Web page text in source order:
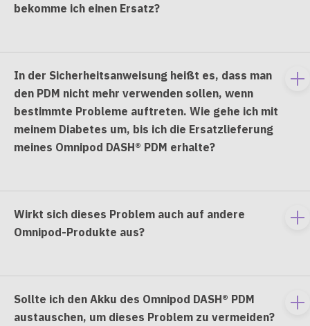
bekomme ich einen Ersatz?
In der Sicherheitsanweisung heißt es, dass man
den PDM nicht mehr verwenden sollen, wenn
bestimmte Probleme auftreten. Wie gehe ich mit
meinem Diabetes um, bis ich die Ersatzlieferung
meines Omnipod DASH® PDM erhalte?
Wirkt sich dieses Problem auch auf andere
Omnipod-Produkte aus?
Sollte ich den Akku des Omnipod DASH® PDM
austauschen, um dieses Problem zu vermeiden?